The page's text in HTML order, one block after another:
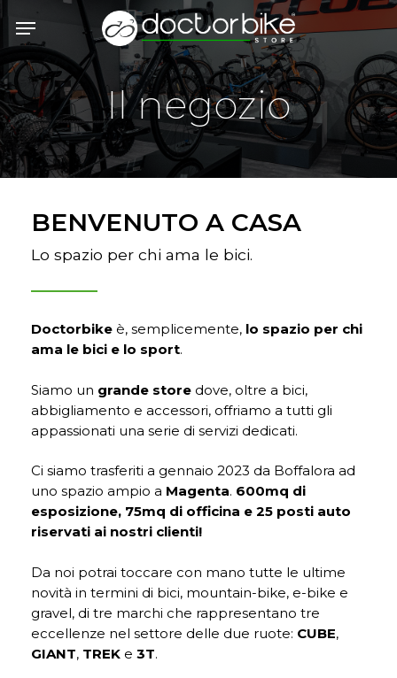
main
content
Menu
Il negozio
BENVENUTO A CASA
Lo spazio per chi ama le bici.
Doctorbikeè, semplicemente, lo spazio per chi
ama le bici e lo sport.
Siamo un grande storedove, oltre a bici,
abbigliamento e accessori, offriamo a tutti gli
appassionati una serie di servizi dedicati.
Ci siamo trasferiti a gennaio 2023 da Boffalora ad
uno spazio ampio a Magenta. 600mq di
esposizione, 75mq di officina e 25 posti auto
riservati ai nostri clienti!
Da noi potrai toccare con mano tutte le ultime
novità in termini di bici, mountain-bike, e-bike e
gravel, di tre marchi che rappresentano tre
eccellenze nel settore delle due ruote: CUBE,
GIANT, TREKe 3T.